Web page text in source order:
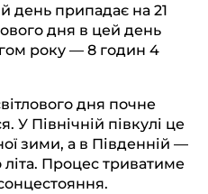
день припадає на 21
дня в цей день
року — 8 годин 4
дня почне
У Північній півкулі це
зими, а в Південній —
Процес триватиме